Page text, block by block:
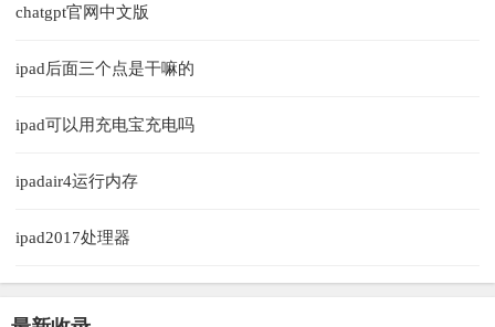
chatgpt官网中文版
ipad后面三个点是干嘛的
ipad可以用充电宝充电吗
ipadair4运行内存
ipad2017处理器